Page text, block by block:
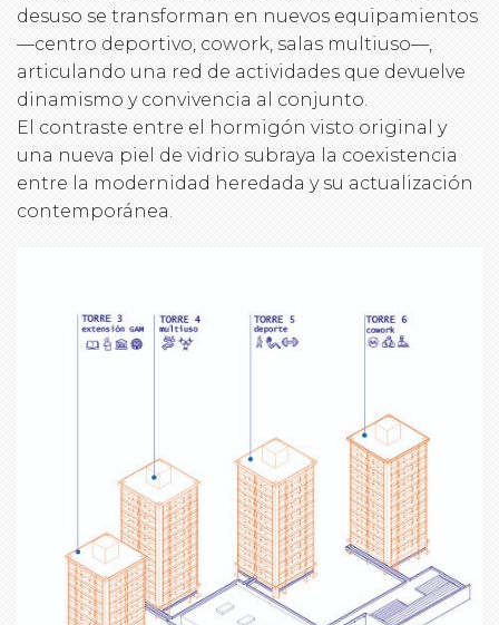
desuso se transforman en nuevos equipamientos
—centro deportivo, cowork, salas multiuso—,
articulando una red de actividades que devuelve
dinamismo y convivencia al conjunto.
El contraste entre el hormigón visto original y
una nueva piel de vidrio subraya la coexistencia
entre la modernidad heredada y su actualización
contemporánea.